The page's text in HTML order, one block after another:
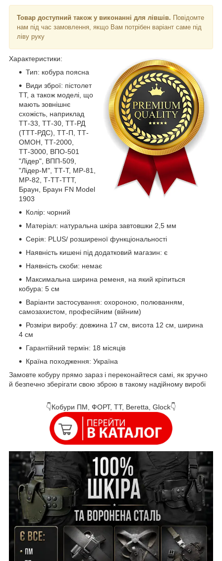
Товар доступний також у виконанні для лівшів. Повідомте
нам під час замовлення, якщо Вам потрібен варіант саме під
ліву руку
Характеристики:
Тип: кобура поясна
Види зброї: пістолет
ТТ, а також моделі, що
мають зовнішнє
схожість, наприклад
ТТ-33, ТТ-30, ТТ-РД
(ТТТ-РДС), ТТ-П, ТТ-
ОМОН, ТТ-2000,
ТТ-3000, ВПО-501
"Лідер", ВПП-509,
"Лідер-М", ТТ-Т, MP-81,
MP-82, Т-ТТ-ТТТ,
Браун, Браун FN Model
1903
Колір: чорний
Матеріал: натуральна шкіра завтовшки 2,5 мм
Серія: PLUS/ розширеної функціональності
Наявність кишені під додатковий магазин: є
Наявність скоби: немає
Максимальна ширина ременя, на який кріпиться
кобура: 5 см
Варіанти застосування: охороною, полюванням,
самозахистом, професійним (війним)
Розміри виробу: довжина 17 см, висота 12 см, ширина
4 см
Гарантійний термін: 18 місяців
Країна походження: Україна
Замовте кобуру прямо зараз і переконайтеся самі, як зручно
й безпечно зберігати свою зброю в такому надійному виробі
👇Кобури ПМ, ФОРТ, ТТ, Beretta, Glock👇